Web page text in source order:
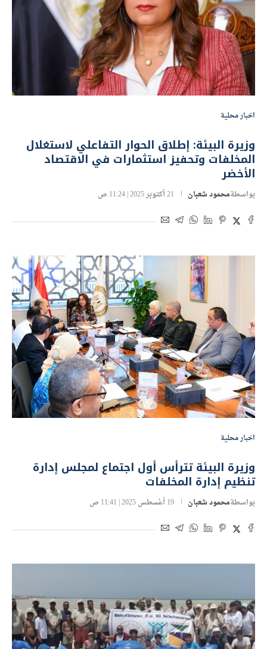
اخبار محلية
وزيرة البيئة: إطلاق الحوار التفاعلي لاستغلال
المخلفات وتحفيز استثمارات في الاقتصاد
الأخضر
بواسطةمحمود شعبان 21 أكتوبر 2025 | 11:24 ص
اخبار محلية
وزيرة البيئة تترأس أول اجتماع لمجلس إدارة
تنظيم إدارة المخلفات
بواسطةمحمود شعبان 19 أغسطس 2025 | 11:41 ص